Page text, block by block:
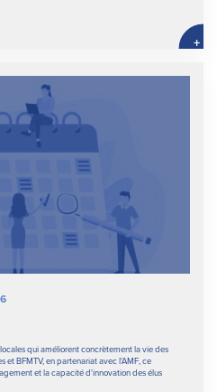
+
qui améliorent concrètement la vie des
et BFMTV, en partenariat avec l'AMF, ce
et la capacité d'innovation des élus